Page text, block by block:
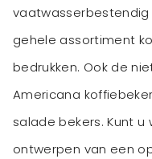
vaatwasserbestendig
gehele assortiment
bedrukken. Ook de
Americana
salade bekers. Kunt
ontwerpen van een